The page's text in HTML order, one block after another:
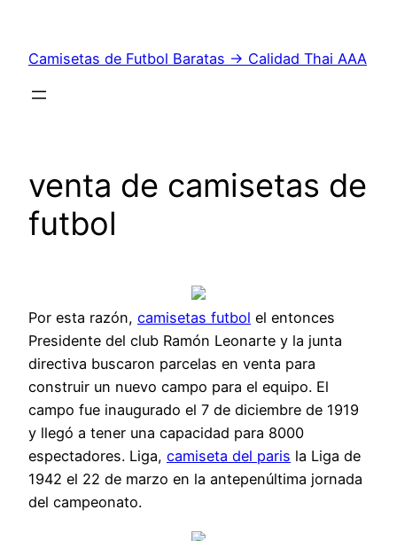
contenido
Camisetas de Futbol Baratas → Calidad Thai AAA
venta de camisetas de
futbol
Por esta razón, camisetas futbol el entonces
Presidente del club Ramón Leonarte y la junta
directiva buscaron parcelas en venta para
construir un nuevo campo para el equipo. El
campo fue inaugurado el 7 de diciembre de 1919
y llegó a tener una capacidad para 8000
espectadores. Liga, camiseta del paris la Liga de
1942 el 22 de marzo en la antepenúltima jornada
del campeonato.